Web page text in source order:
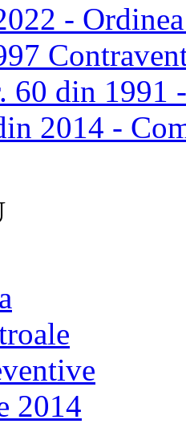
-
60 din 1991
2014 -
2014